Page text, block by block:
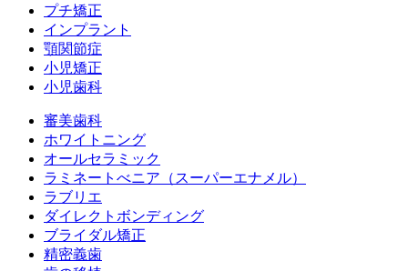
プチ矯正
インプラント
顎関節症
小児矯正
小児歯科
審美歯科
ホワイトニング
オールセラミック
ラミネートべニア （スーパーエナメル）
ラブリエ
ダイレクトボンディング
ブライダル矯正
精密義歯